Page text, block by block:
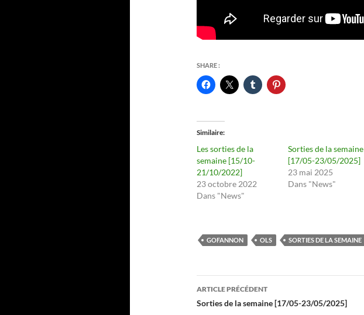
SHARE :
Similaire
Les sorties de la
semaine [15/10-
21/10/2022]
23 octobre 2022
Dans "News"
Sorties de la semaine
[17/05-23/05/2025]
23 mai 2025
Dans "News"
GOFANNON OLS SORTIES DE LA SEMAINE
Navigation
des
ARTICLE PRÉCÉDENT
Sorties de la semaine [17/05-23/05/2025]